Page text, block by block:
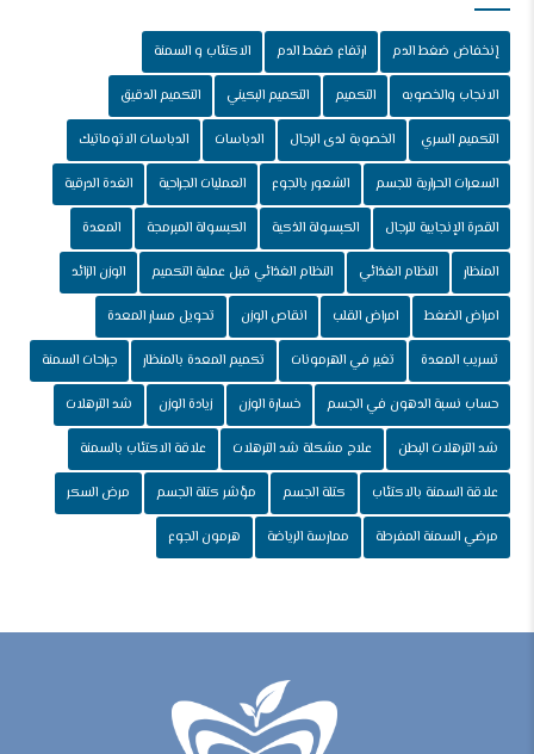
إنخفاض ضغط الدم ارتفاع ضغط الدم الاكتئاب و السمنة
الانجاب والخصوبه التكميم التكميم البكيني التكميم الدقيق
التكميم السري الخصوبة لدى الرجال الدباسات الدباسات الاتوماتيك
السعرات الحرارية للجسم الشعور بالجوع العمليات الجراحية الغدة الدرقية
القدرة الإنجابية للرجال الكبسولة الذكية الكبسولة المبرمجة المعدة
المنظار النظام الغذائي النظام الغذائي قبل عملية التكميم الوزن الزائد
امراض الضغط امراض القلب انقاص الوزن تحويل مسار المعدة
تسريب المعدة تغير في الهرمونات تكميم المعدة بالمنظار جراحات السمنة
حساب نسبة الدهون في الجسم خسارة الوزن زيادة الوزن شد الترهلات
شد الترهلات البطن علاج مشكلة شد الترهلات علاقة الاكتئاب بالسمنة
علاقة السمنة بالاكتئاب كتلة الجسم مؤشر كتلة الجسم مرض السكر
مرضي السمنة المفرطة ممارسة الرياضة هرمون الجوع